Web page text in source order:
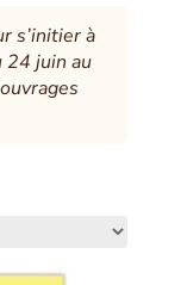
s’initier à
juin au